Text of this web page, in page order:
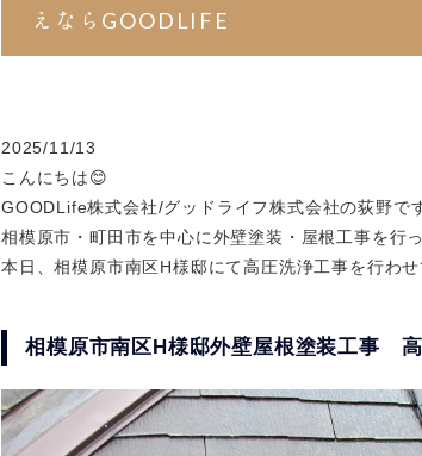
えならGOODLIFE
2025/11/13
こんにちは😊
GOODLife株式会社/グッドライフ株式会社の荻野で
相模原市・町田市を中心に外壁塗装・屋根工事を行
本日、相模原市南区H様邸にて高圧洗浄工事を行わせ
相模原市南区H様邸外壁屋根塗装工事